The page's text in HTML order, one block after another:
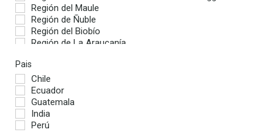
Región del Maule
Región de Ñuble
Región del Biobío
Región de La Araucanía
Pais
Chile
Ecuador
Guatemala
India
Perú